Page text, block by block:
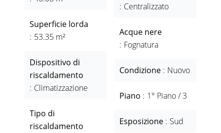
Superficie lorda
53.35 m²
Dispositivo di
riscaldamento
Climatizzazione
Tipo di
riscaldamento
Centralizzato
Acque nere
Fognatura
Condizione Nuovo
Piano 1° Piano / 3
Esposizione Sud